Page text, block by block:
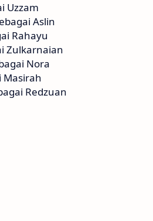
Uzzam
Aslin
Rahayu
Zulkarnaian
Nora
Masirah
Redzuan